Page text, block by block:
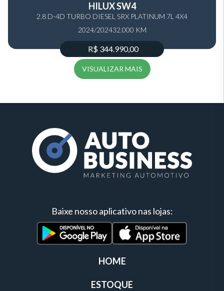
HILUX SW4
2.8 D-4D TURBO DIESEL SRX PLATINUM 7L 4X4
AUTOMÁTICO
2024/202432.000 KM
R$ 344.990,00
VISUALIZAR MAIS
Baixe nosso aplicativo nas lojas:
HOME
ESTOQUE